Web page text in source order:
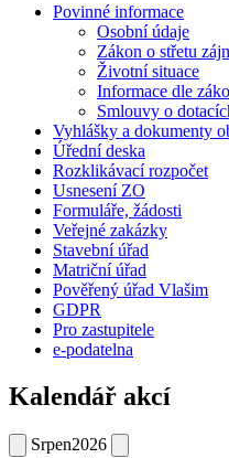
Povinné informace
Osobní údaje
Zákon o střetu
Životní situace
Informace dle
Smlouvy o
Vyhlášky a dokumenty
Úřední deska
Rozklikávací rozpočet
Usnesení ZO
Formuláře, žádosti
Veřejné zakázky
Stavební úřad
Matriční úřad
Pověřený úřad Vlašim
GDPR
Pro zastupitele
e-podatelna
Kalendář akcí
Srpen2026